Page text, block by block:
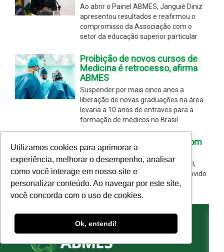
Utilizamos cookies para aprimorar a
experiência, melhorar o desempenho, analisar
como você interage em nosso site e
personalizar conteúdo. Ao navegar por este site,
você concorda com o uso de cookies.
Ok, entendi!
Ao abrir o Painel ABMES, Janguiê Diniz
apresentou resultados e reafirmou o
compromisso da Associação com o
setor da educação superior particular
Proibição de novos cursos de
Medicina é retrocesso, afirma
ABMES
Suspender por mais cinco anos a
liberação de novas graduações na área
levaria a 10 anos de entraves para a
formação de médicos no Brasil
Janguiê Diniz lançará livro com
reflexões sobre o Brasil
O evento acontece no dia 04 de abril,
durante o próximo seminário promovido
pela ABMES